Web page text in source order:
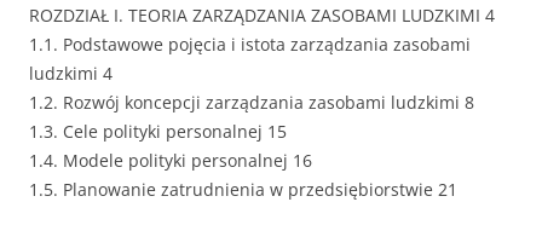
ROZDZIAŁ I. TEORIA ZARZĄDZANIA ZASOBAMI LUDZKIMI 4
1.1. Podstawowe pojęcia i istota zarządzania zasobami
ludzkimi 4
1.2. Rozwój koncepcji zarządzania zasobami ludzkimi 8
1.3. Cele polityki personalnej 15
1.4. Modele polityki personalnej 16
1.5. Planowanie zatrudnienia w przedsiębiorstwie 21